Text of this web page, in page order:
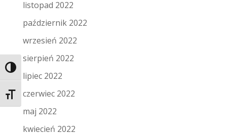
Toggle High Contrast
Toggle Font size
listopad 2022
październik 2022
wrzesień 2022
sierpień 2022
lipiec 2022
czerwiec 2022
maj 2022
kwiecień 2022